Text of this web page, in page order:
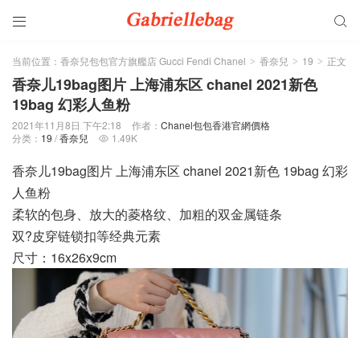
 
当前位置： 香奈兒包包官方旗艦店 Gucci Fendi Chanel > 香奈兒 > 19 > 正文
香奈儿19bag图片 上海浦东区 chanel 2021新色
19bag 幻彩人鱼粉
2021年11月8日 下午2:18 作者： Chanel包包香港官網價格
分类： 19 /香奈兒  1.49K
香奈儿19bag图片 上海浦东区 chanel 2021新色 19bag 幻彩
人鱼粉
柔软的包身、放大的菱格纹、加粗的双金属链条
双?皮穿链锁扣等经典元素
尺寸：16x26x9cm